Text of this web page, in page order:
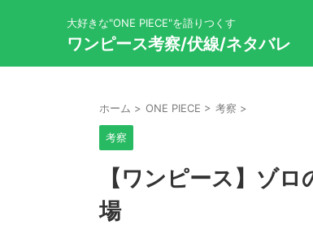
大好きな"ONE PIECE"を語りつくす
ワンピース考察/伏線/ネタバレ
ホーム > ONE PIECE > 考察 >
考察
【ワンピース】ゾ
場